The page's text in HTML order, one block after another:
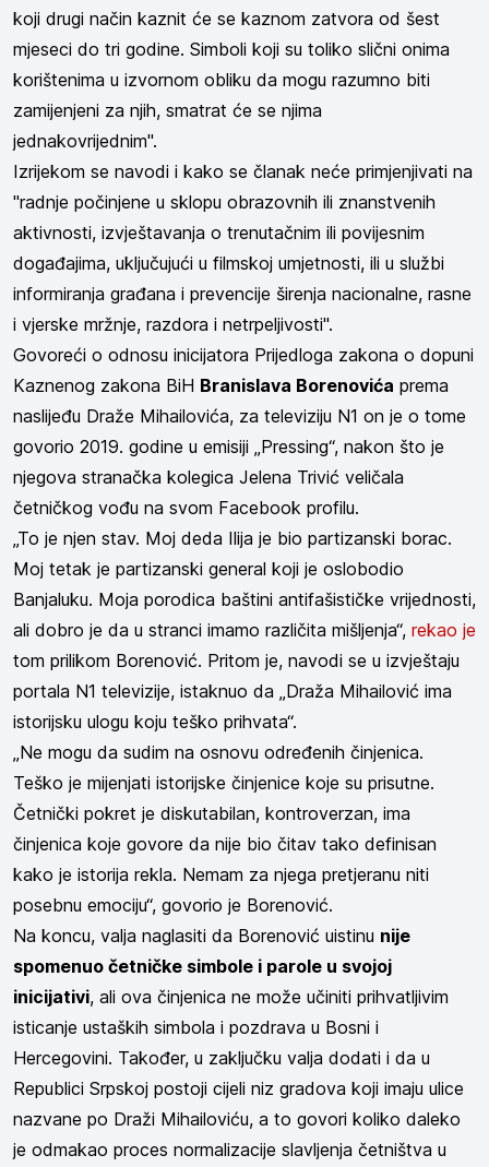
koji drugi način kaznit će se kaznom zatvora od šest
mjeseci do tri godine. Simboli koji su toliko slični onima
korištenima u izvornom obliku da mogu razumno biti
zamijenjeni za njih, smatrat će se njima
jednakovrijednim".
Izrijekom se navodi i kako se članak neće primjenjivati na
"radnje počinjene u sklopu obrazovnih ili znanstvenih
aktivnosti, izvještavanja o trenutačnim ili povijesnim
događajima, uključujući u filmskoj umjetnosti, ili u službi
informiranja građana i prevencije širenja nacionalne, rasne
i vjerske mržnje, razdora i netrpeljivosti".
Govoreći o odnosu inicijatora Prijedloga zakona o dopuni
Kaznenog zakona BiH Branislava Borenovića prema
naslijeđu Draže Mihailovića, za televiziju N1 on je o tome
govorio 2019. godine u emisiji „Pressing“, nakon što je
njegova stranačka kolegica Jelena Trivić veličala
četničkog vođu na svom Facebook profilu.
„To je njen stav. Moj deda Ilija je bio partizanski borac.
Moj tetak je partizanski general koji je oslobodio
Banjaluku. Moja porodica baštini antifašističke vrijednosti,
ali dobro je da u stranci imamo različita mišljenja“, rekao je
tom prilikom Borenović. Pritom je, navodi se u izvještaju
portala N1 televizije, istaknuo da „Draža Mihailović ima
istorijsku ulogu koju teško prihvata“.
„Ne mogu da sudim na osnovu određenih činjenica.
Teško je mijenjati istorijske činjenice koje su prisutne.
Četnički pokret je diskutabilan, kontroverzan, ima
činjenica koje govore da nije bio čitav tako definisan
kako je istorija rekla. Nemam za njega pretjeranu niti
posebnu emociju“, govorio je Borenović.
Na koncu, valja naglasiti da Borenović uistinu nije
spomenuo četničke simbole i parole u svojoj
inicijativi, ali ova činjenica ne može učiniti prihvatljivim
isticanje ustaških simbola i pozdrava u Bosni i
Hercegovini. Također, u zaključku valja dodati i da u
Republici Srpskoj postoji cijeli niz gradova koji imaju ulice
nazvane po Draži Mihailoviću, a to govori koliko daleko
je odmakao proces normalizacije slavljenja četništva u